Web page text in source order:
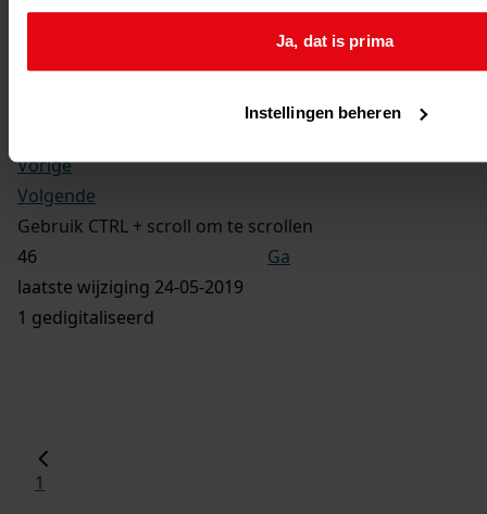
Ja, dat is prima
Instellingen beheren
173.
Dit bestand is nog niet gecontroleerd op volledigheid
Vorige
Volgende
Gebruik CTRL + scroll om te scrollen
Ga
laatste wijziging 24-05-2019
1 gedigitaliseerd
1